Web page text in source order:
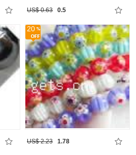
US$ 0.63 0.5
20
US$ 2.23 1.78